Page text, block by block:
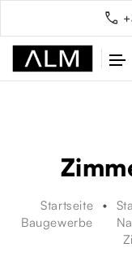
Startseite
Baugewerbe